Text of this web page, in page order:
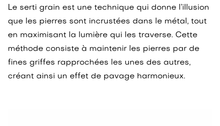
Le serti grain est une technique qui donne l’illusion
que les pierres sont incrustées dans le métal, tout
en maximisant la lumière qui les traverse. Cette
méthode consiste à maintenir les pierres par de
fines griffes rapprochées les unes des autres,
créant ainsi un effet de pavage harmonieux.